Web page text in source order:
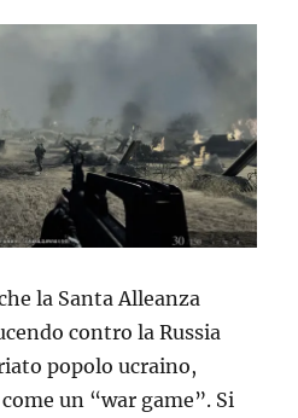
la Santa Alleanza
contro la Russia
popolo ucraino,
un “war game”. Si